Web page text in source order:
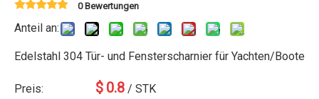
0 Bewertungen
Anteil an:
Edelstahl 304 Tür- und Fensterscharnier für Yachten/Boote
Preis: $ 0.8 / STK